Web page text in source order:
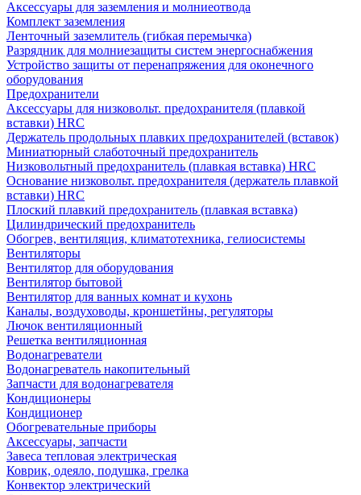
Аксессуары для заземления и молниеотвода
Комплект заземления
Ленточный заземлитель (гибкая перемычка)
Разрядник для молниезащиты систем энергоснабжения
Устройство защиты от перенапряжения для оконечного
оборудования
Предохранители
Аксессуары для низковольт. предохранителя (плавкой
вставки) HRC
Держатель продольных плавких предохранителей (вставок)
Миниатюрный слаботочный предохранитель
Низковольтный предохранитель (плавкая вставка) HRC
Основание низковольт. предохранителя (держатель плавкой
вставки) HRC
Плоский плавкий предохранитель (плавкая вставка)
Цилиндрический предохранитель
Обогрев, вентиляция, климатотехника, гелиосистемы
Вентиляторы
Вентилятор для оборудования
Вентилятор бытовой
Вентилятор для ванных комнат и кухонь
Каналы, воздуховоды, кроншетйны, регуляторы
Лючок вентиляционный
Решетка вентиляционная
Водонагреватели
Водонагреватель накопительный
Запчасти для водонагревателя
Кондиционеры
Кондиционер
Обогревательные приборы
Аксессуары, запчасти
Завеса тепловая электрическая
Коврик, одеяло, подушка, грелка
Конвектор электрический